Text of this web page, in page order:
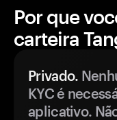
Por que
carteira
Privado.
KYC é
aplicativo.